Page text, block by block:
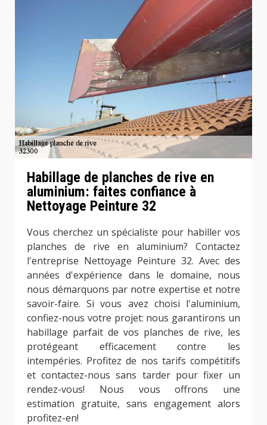
Habillage de planches de rive en
aluminium: faites confiance à
Nettoyage Peinture 32
Vous cherchez un spécialiste pour habiller vos
planches de rive en aluminium? Contactez
l'entreprise Nettoyage Peinture 32. Avec des
années d'expérience dans le domaine, nous
nous démarquons par notre expertise et notre
savoir-faire. Si vous avez choisi l'aluminium,
confiez-nous votre projet: nous garantirons un
habillage parfait de vos planches de rive, les
protégeant efficacement contre les
intempéries. Profitez de nos tarifs compétitifs
et contactez-nous sans tarder pour fixer un
rendez-vous! Nous vous offrons une
estimation gratuite, sans engagement alors
profitez-en!